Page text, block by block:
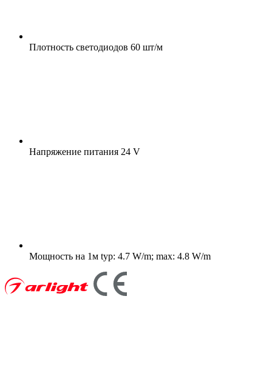
Плотность светодиодов 60 шт/м
Напряжение питания 24 V
Мощность на 1м typ: 4.7 W/m; max: 4.8 W/m